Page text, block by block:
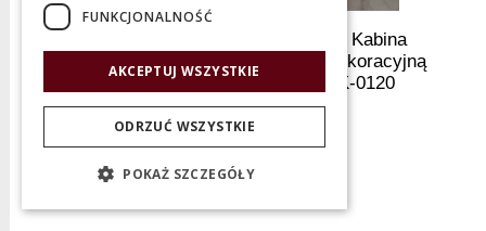
New Trendy New Modus Black Kabina
Prysznicowa Walk-In z ramką dekoracyjną
140x100x200 cm czarna EXK-0120
Producent:New Trendy
6 183,04
FUNKCJONALNOŚĆ
AKCEPTUJ WSZYSTKIE
ODRZUĆ WSZYSTKIE
POKAŻ SZCZEGÓŁY